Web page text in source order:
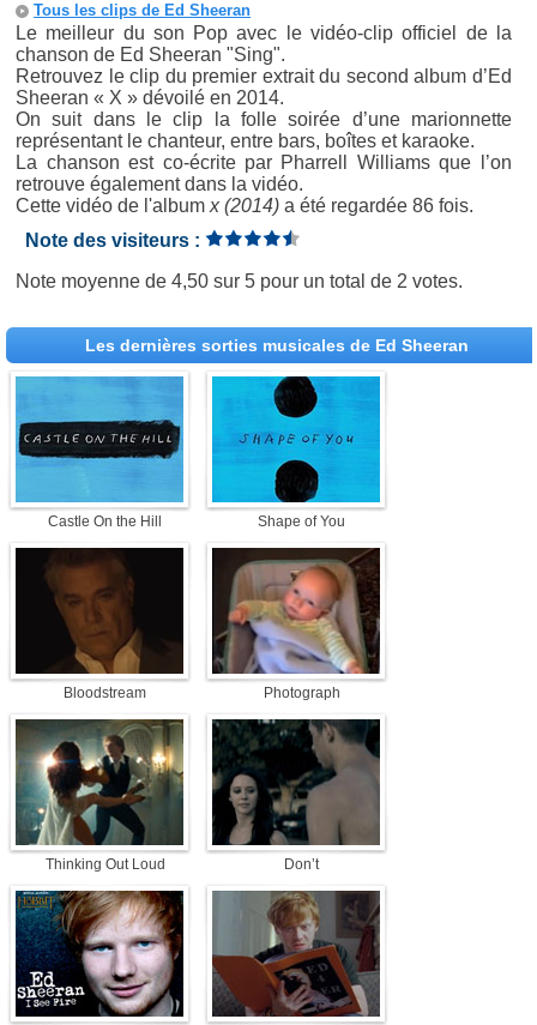
Tous les clips de Ed Sheeran
Le meilleur du son Pop avec le vidéo-clip officiel de la
chanson de Ed Sheeran "Sing".
Retrouvez le clip du premier extrait du second album d’Ed
Sheeran « X » dévoilé en 2014.
On suit dans le clip la folle soirée d’une marionnette
représentant le chanteur, entre bars, boîtes et karaoke.
La chanson est co-écrite par Pharrell Williams que l’on
retrouve également dans la vidéo.
Cette vidéo de l'albumx (2014) a été regardée 86 fois.
Note des visiteurs :
Note moyenne de4,50 sur5 pour un total de 2 votes.
Les dernières sorties musicales de Ed Sheeran
Castle On the Hill Shape of You
Bloodstream Photograph
Thinking Out Loud Don’t